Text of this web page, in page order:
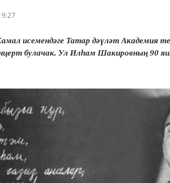
исемендәге Татар дәүләт Академия
булачак. Ул Илһам Шакировның 90